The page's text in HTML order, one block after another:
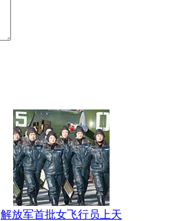
解放军首批女飞行员上天